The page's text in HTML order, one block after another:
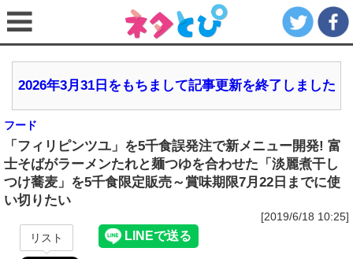
2026年3月31日をもちまして記事更新を終了しました
フード
「フィリピンツユ」を5千食誤発注で新メニュー開発! 富
士そばがラーメンたれと麺つゆを合わせた「淡麗煮干し
つけ蕎麦」を5千食限定販売～賞味期限7月22日までに使
い切りたい
[2019/6/18 10:25]
リスト